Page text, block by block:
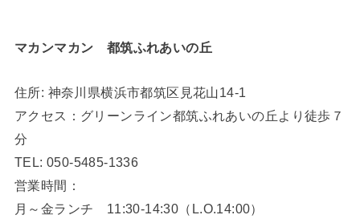
マカンマカン 都筑ふれあいの丘
住所: 神奈川県横浜市都筑区見花山14‐1
アクセス：グリーンライン都筑ふれあいの丘より徒歩７
分
TEL: 050-5485-1336
営業時間：
月～金ランチ 11:30-14:30（L.O.14:00）